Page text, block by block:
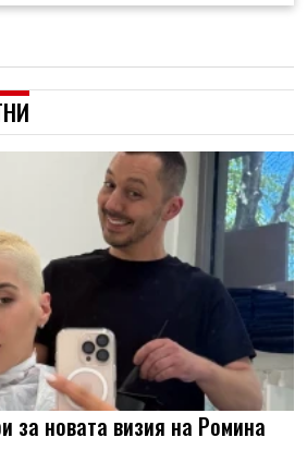
за новата визия на Ромина